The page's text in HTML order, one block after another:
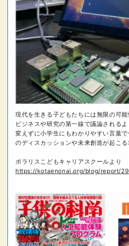
現代を生きる子どもたちには無限の可能
ビジネスや研究の第一線で議論される
変えずに小学生にもわかりやすい言葉
のディスカッションや未来創造が起こる
ポラリスこどもキャリアスクールより
https://kotaenonai.org/blog/report/